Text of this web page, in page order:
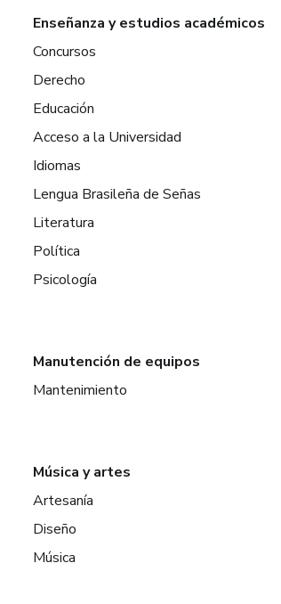
Enseñanza y estudios académicos
Concursos
Derecho
Educación
Acceso a la Universidad
Idiomas
Lengua Brasileña de Señas
Literatura
Política
Psicología
Manutención de equipos
Mantenimiento
Música y artes
Artesanía
Diseño
Música